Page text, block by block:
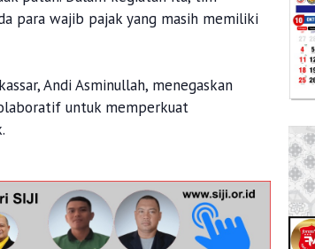
para wajib pajak yang masih memiliki
Andi Asminullah, menegaskan
untuk memperkuat